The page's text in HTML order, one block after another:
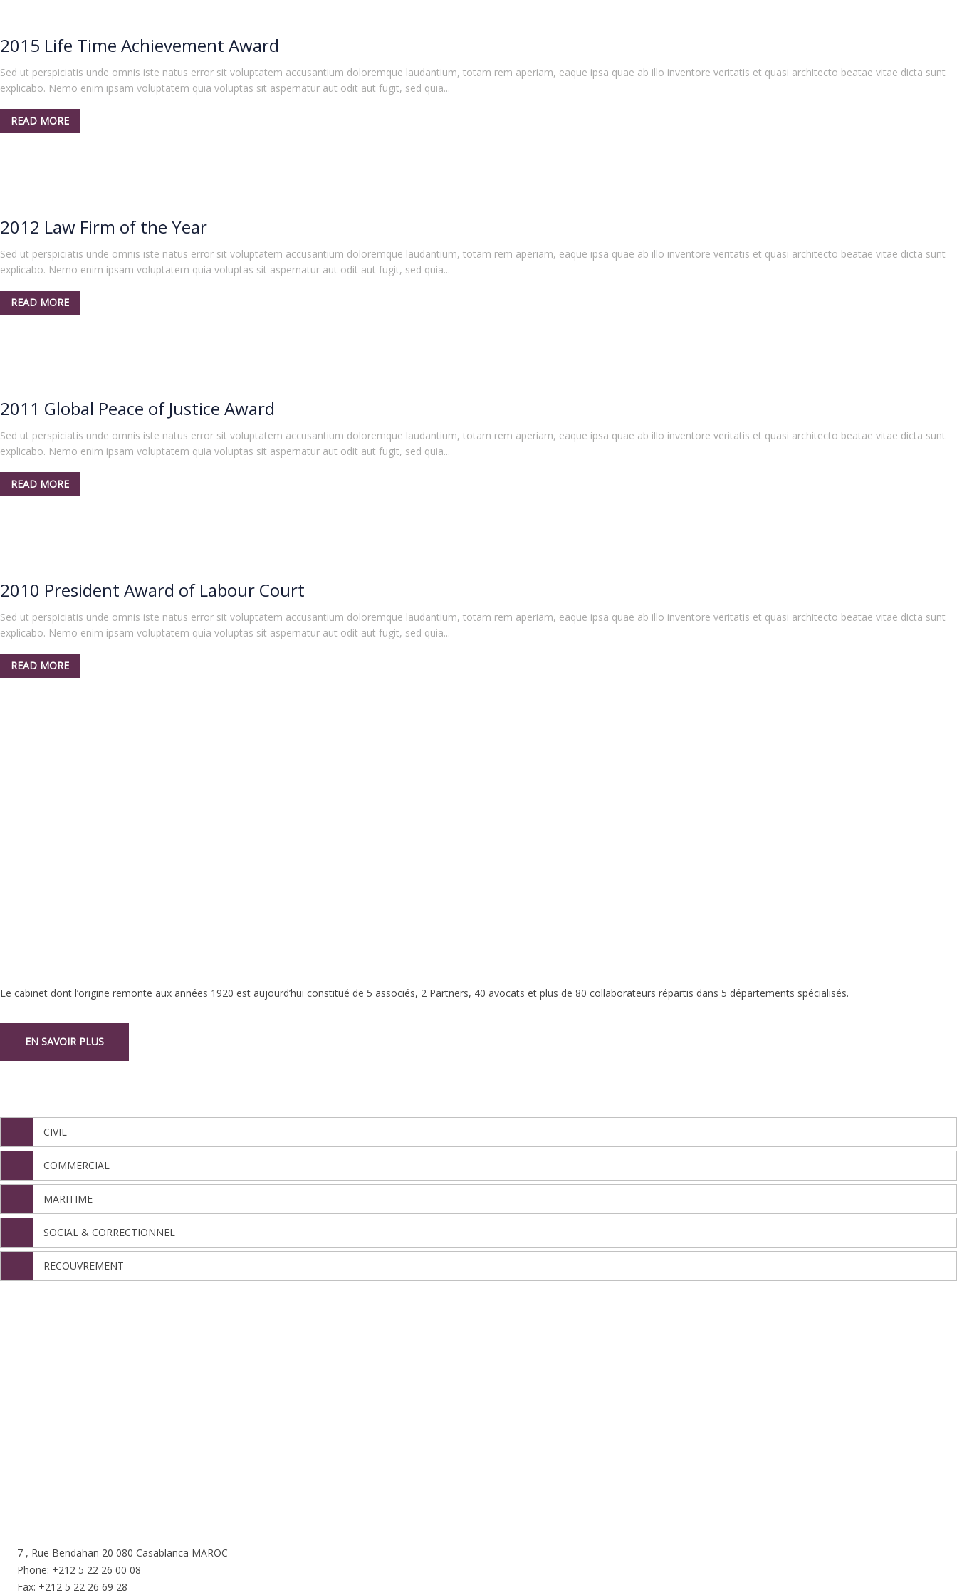
2015 Life Time Achievement Award
Sed ut perspiciatis unde omnis iste natus error sit voluptatem accusantium doloremque laudantium, totam rem aperiam, eaque ipsa quae ab illo inventore veritatis et quasi architecto beatae vitae dicta sunt
explicabo. Nemo enim ipsam voluptatem quia voluptas sit aspernatur aut odit aut fugit, sed quia...
READ MORE
2012 Law Firm of the Year
Sed ut perspiciatis unde omnis iste natus error sit voluptatem accusantium doloremque laudantium, totam rem aperiam, eaque ipsa quae ab illo inventore veritatis et quasi architecto beatae vitae dicta sunt
explicabo. Nemo enim ipsam voluptatem quia voluptas sit aspernatur aut odit aut fugit, sed quia...
READ MORE
2011 Global Peace of Justice Award
Sed ut perspiciatis unde omnis iste natus error sit voluptatem accusantium doloremque laudantium, totam rem aperiam, eaque ipsa quae ab illo inventore veritatis et quasi architecto beatae vitae dicta sunt
explicabo. Nemo enim ipsam voluptatem quia voluptas sit aspernatur aut odit aut fugit, sed quia...
READ MORE
2010 President Award of Labour Court
Sed ut perspiciatis unde omnis iste natus error sit voluptatem accusantium doloremque laudantium, totam rem aperiam, eaque ipsa quae ab illo inventore veritatis et quasi architecto beatae vitae dicta sunt
explicabo. Nemo enim ipsam voluptatem quia voluptas sit aspernatur aut odit aut fugit, sed quia...
READ MORE
Le cabinet dont l’origine remonte aux années 1920 est aujourd’hui constitué de 5 associés, 2 Partners, 40 avocats et plus de 80 collaborateurs répartis dans 5 départements spécialisés.
EN SAVOIR PLUS
CIVIL
COMMERCIAL
MARITIME
SOCIAL & CORRECTIONNEL
RECOUVREMENT
7 , Rue Bendahan 20 080 Casablanca MAROC
Phone: +212 5 22 26 00 08
Fax: +212 5 22 26 69 28